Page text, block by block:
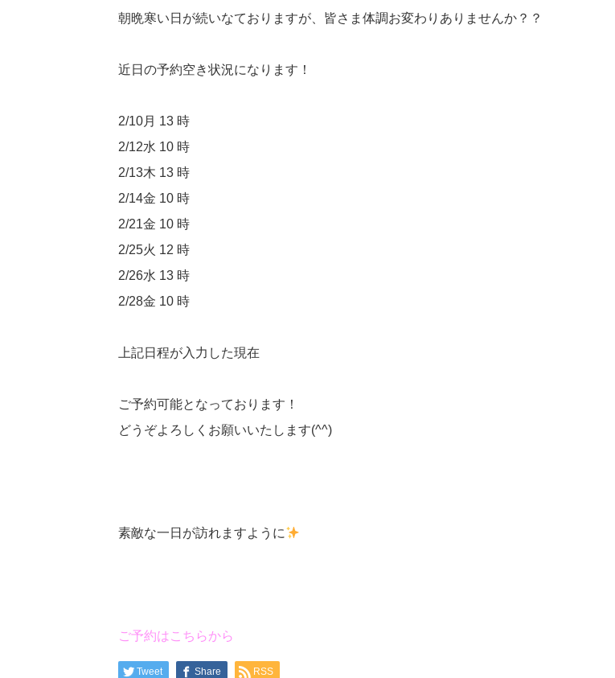
朝晩寒い日が続いなておりますが、皆さま体調お変わりありませんか？？
近日の予約空き状況になります！
2/10月 13 時
2/12水 10 時
2/13木 13 時
2/14金 10 時
2/21金 10 時
2/25火 12 時
2/26水 13 時
2/28金 10 時
上記日程が入力した現在
ご予約可能となっております！
どうぞよろしくお願いいたします(^^)
素敵な一日が訪れますように
ご予約はこちらから
Tweet Share RSS